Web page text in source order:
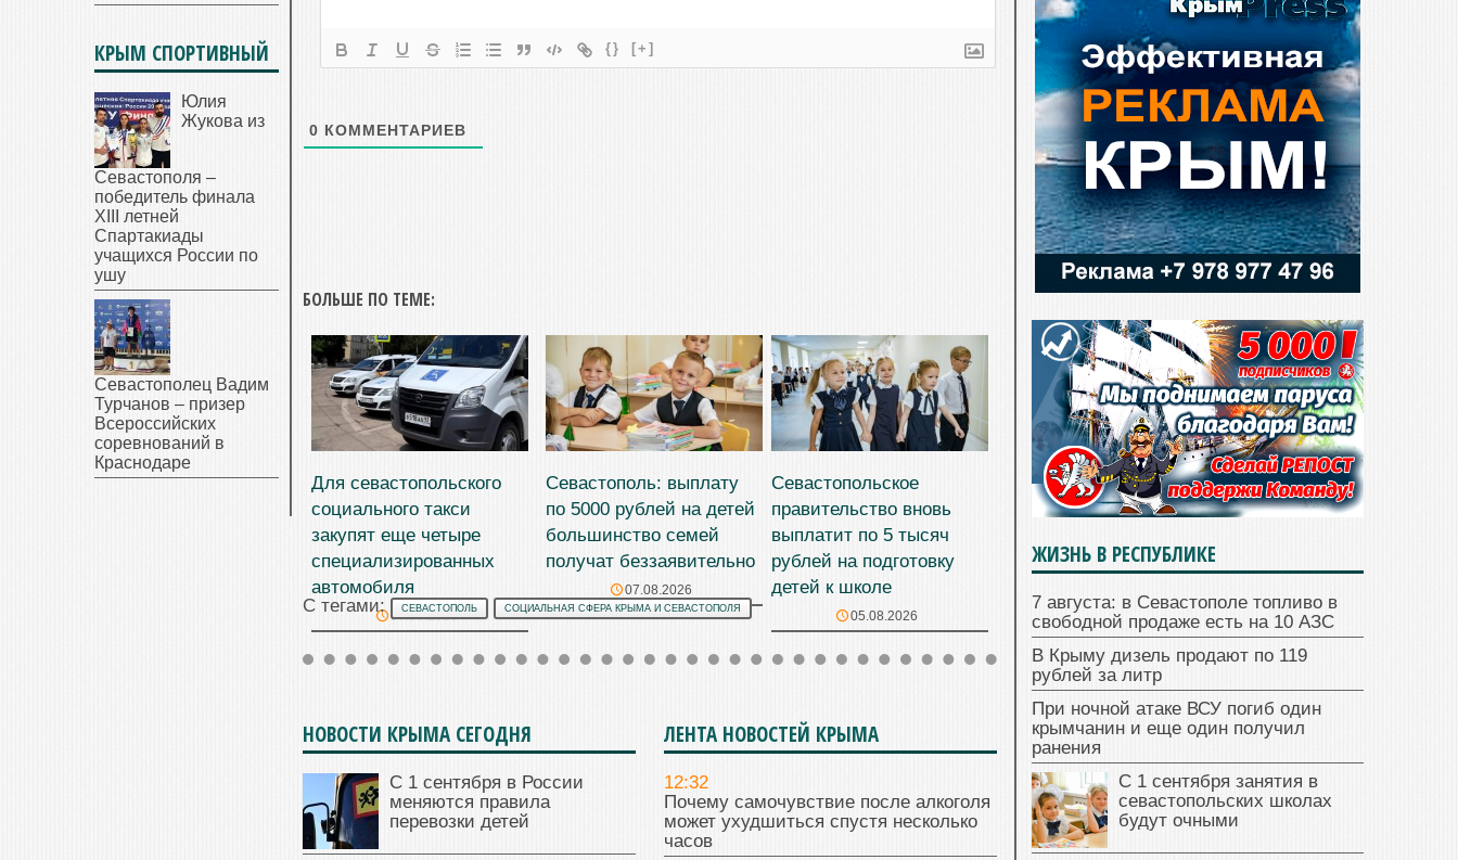
{} [+]
0 КОММЕНТАРИЕВ
БОЛЬШЕ ПО ТЕМЕ:
Для севастопольского
социального такси
закупят еще четыре
специализированных
автомобиля
07.08.2026
Севастополь: выплату
по 5000 рублей на детей
большинство семей
получат беззаявительно
07.08.2026
Севастопольское
правительство вновь
выплатит по 5 тысяч
рублей на подготовку
детей к школе
05.08.2026
С тегами: СЕВАСТОПОЛЬ СОЦИАЛЬНАЯ СФЕРА КРЫМА И СЕВАСТОПОЛЯ
НОВОСТИ КРЫМА СЕГОДНЯ
С 1 сентября в России
меняются правила
перевозки детей
ЛЕНТА НОВОСТЕЙ КРЫМА
12:32
Почему самочувствие после алкоголя
может ухудшиться спустя несколько
часов
КРЫМ СПОРТИВНЫЙ
Юлия
Жукова из
Севастополя –
победитель финала
XIII летней
Спартакиады
учащихся России по
ушу
Севастополец Вадим
Турчанов – призер
Всероссийских
соревнований в
Краснодаре
ЖИЗНЬ В РЕСПУБЛИКЕ
7 августа: в Севастополе топливо в
свободной продаже есть на 10 АЗС
В Крыму дизель продают по 119
рублей за литр
При ночной атаке ВСУ погиб один
крымчанин и еще один получил
ранения
С 1 сентября занятия в
севастопольских школах
будут очными